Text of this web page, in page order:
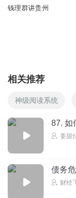
钱理群讲贵州
相关推荐
神级阅读系统
87. 如
姜甜
债务
财经